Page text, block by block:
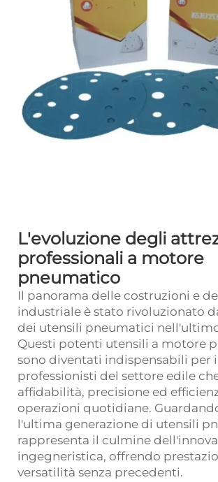
L'evoluzione degli
professionali a motore
pneumatico
Il panorama delle costruzioni e
industriale è stato rivoluzionato
dei utensili pneumatici
Questi potenti utensili a motore
sono diventati indispensabili per i
professionisti del settore edile
affidabilità, precisione ed
operazioni quotidiane.
l'ultima generazione di utensili
rappresenta il culmine
ingegneristica, offrendo
versatilità senza precedenti.